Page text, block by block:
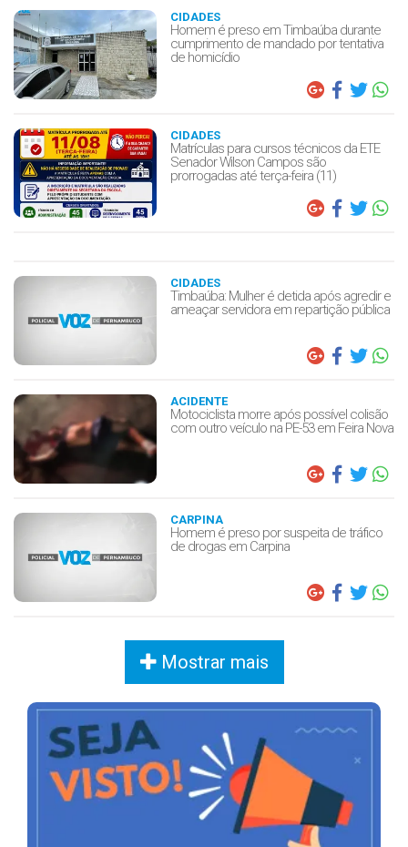
CIDADES
Homem é preso em Timbaúba durante
cumprimento de mandado por tentativa
de homicídio
CIDADES
Matrículas para cursos técnicos da ETE
Senador Wilson Campos são
prorrogadas até terça-feira (11)
CIDADES
Timbaúba: Mulher é detida após agredir e
ameaçar servidora em repartição pública
ACIDENTE
Motociclista morre após possível colisão
com outro veículo na PE-53 em Feira Nova
CARPINA
Homem é preso por suspeita de tráfico
de drogas em Carpina
Mostrar mais